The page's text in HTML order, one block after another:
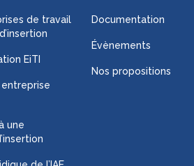
de travail
EiTI
une
Documentation
Évènements
Nos propositions